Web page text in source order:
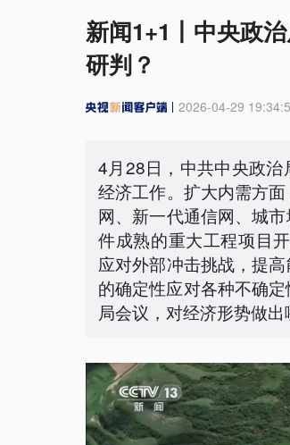
新闻1+1丨中央政
研判？
2026-04-29
4月28日，中共中央政
经济工作。扩大内需方
网、新一代通信网、城
件成熟的重大工程项目
应对外部冲击挑战，提
的确定性应对各种不确
局会议，对经济形势做出